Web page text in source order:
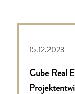
15.12.2023
Cube Real